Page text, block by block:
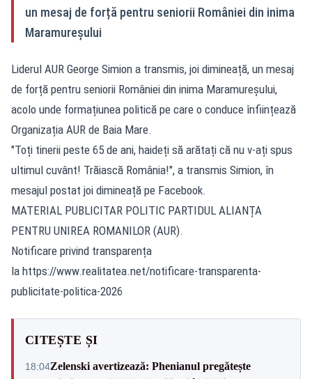
un mesaj de forță pentru seniorii României din inima
Maramureșului
Liderul AUR George Simion a transmis, joi dimineață, un mesaj
de forță pentru seniorii României din inima Maramureșului,
acolo unde formațiunea politică pe care o conduce înființează
Organizația AUR de Baia Mare.
"Toți tinerii peste 65 de ani, haideți să arătați că nu v-ați spus
ultimul cuvânt! Trăiască România!", a transmis Simion, în
mesajul postat joi dimineață pe Facebook.
MATERIAL PUBLICITAR POLITIC PARTIDUL ALIANȚA
PENTRU UNIREA ROMANILOR (AUR).
Notificare privind transparența
la https://www.realitatea.net/notificare-transparenta-
publicitate-politica-2026
CITEȘTE ȘI
18:04Zelenski avertizează: Phenianul pregătește